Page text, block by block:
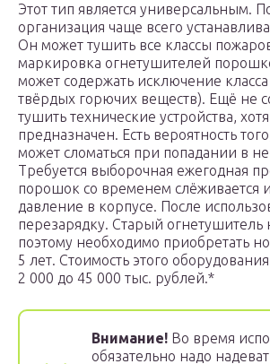
Этот тип является универсальным.
организация чаще всего
Он может тушить все классы
маркировка огнетушителей
может содержать исключение
твёрдых горючих веществ). Ещё не
тушить технические устройства,
предназначен. Есть вероятность
может сломаться при попадании в
Требуется выборочная ежегодная
порошок со временем слёживается
давление в корпусе. После
перезарядку. Старый огнетушитель
поэтому необходимо приобретать
5 лет. Стоимость этого
2 000 до 45 000 тыс. рублей.*
Внимание! Во время
обязательно надо